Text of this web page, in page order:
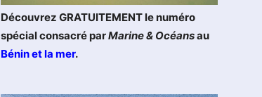
Découvrez GRATUITEMENT le numéro
spécial consacré parMarine & Océansau
Bénin et la mer.